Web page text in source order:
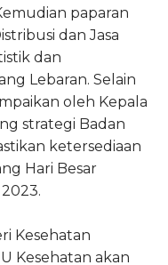
paparan
dan Jasa
dan
Lebaran. Selain
oleh Kepala
strategi Badan
ketersediaan
Hari Besar
Kesehatan
Kesehatan akan